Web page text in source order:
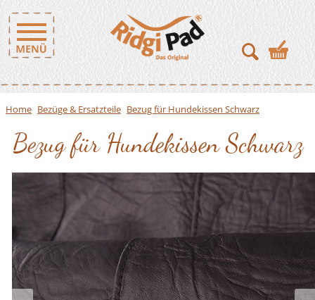
Home Bezüge & Ersatzteile Bezug für Hundekissen Schwarz
Bezug für Hundekissen Schwarz